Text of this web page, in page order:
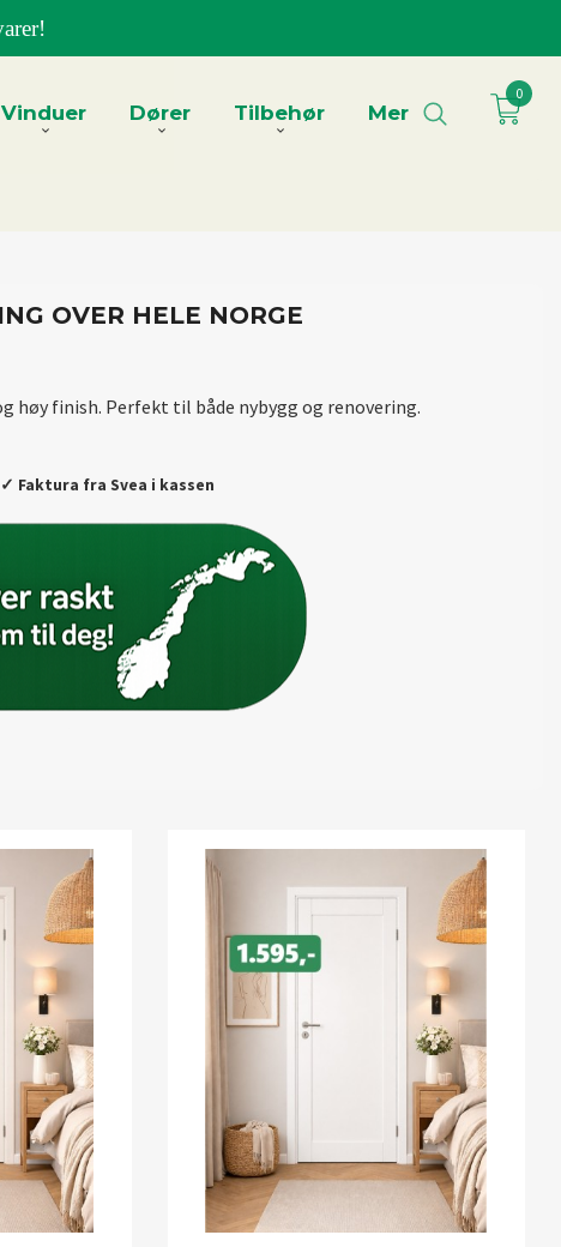
Vinduer Dører Tilbehør Mer
0
OVER HELE NORGE
høy finish. Perfekt til både nybygg og renovering.
✓ Faktura fra Svea i kassen